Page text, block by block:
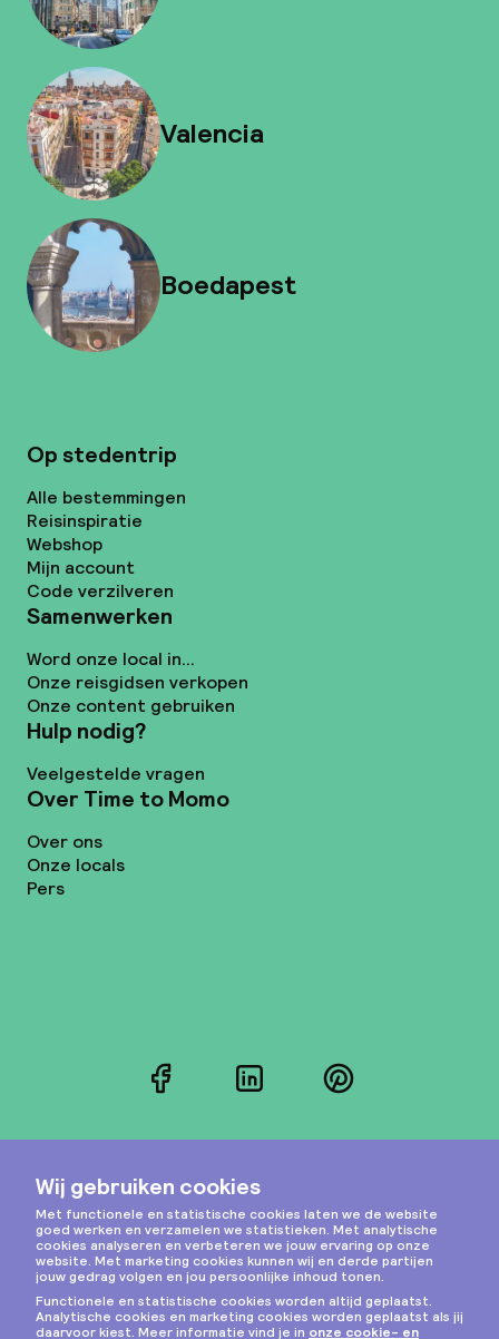
Valencia
Boedapest
Op stedentrip
Alle bestemmingen
Reisinspiratie
Webshop
Mijn account
Code verzilveren
Samenwerken
Word onze local in...
Onze reisgidsen verkopen
Onze content gebruiken
Hulp nodig?
Veelgestelde vragen
Over Time to Momo
Over ons
Onze locals
Pers
FacebookLinkedInPinterest
Instagram